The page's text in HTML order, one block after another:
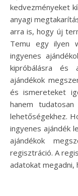
kedvezményeket
anyagi
arra is, hogy új
Temu egy ilyen
ingyenes
kipróbálásra és
ajándékok
és ismereteket
hanem
lehetőségekhez.
ingyenes ajándék
ajándékok
regisztráció. A
adatokat megadni,